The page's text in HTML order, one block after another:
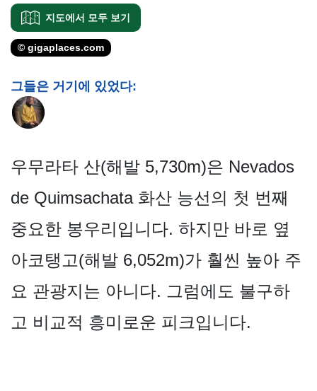
지도에서 모두 보기
© gigaplaces.com
그들은 거기에 있었다:
우무라타 산(해발 5,730m)은 Nevados
de Quimsachata 화산 능선의 첫 번째
중요한 봉우리입니다. 하지만 바로 옆
아코탱고(해발 6,052m)가 훨씬 높아 주
요 관광지는 아니다. 그럼에도 불구하
고 비교적 흥미로운 피크입니다.